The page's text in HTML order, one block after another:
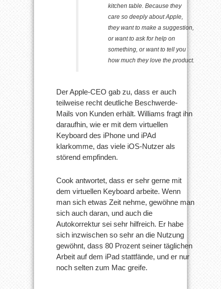
kitchen table. Because they
care so deeply about Apple,
they want to make a suggestion,
or want to ask for help on
something, or want to tell you
how much they love the product.
Der Apple-CEO gab zu, dass er auch
teilweise recht deutliche Beschwerde-
Mails von Kunden erhält. Williams fragt ihn
daraufhin, wie er mit dem virtuellen
Keyboard des iPhone und iPAd
klarkomme, das viele iOS-Nutzer als
störend empfinden.
Cook antwortet, dass er sehr gerne mit
dem virtuellen Keyboard arbeite. Wenn
man sich etwas Zeit nehme, gewöhne man
sich auch daran, und auch die
Autokorrektur sei sehr hilfreich. Er habe
sich inzwischen so sehr an die Nutzung
gewöhnt, dass 80 Prozent seiner täglichen
Arbeit auf dem iPad stattfände, und er nur
noch selten zum Mac greife.